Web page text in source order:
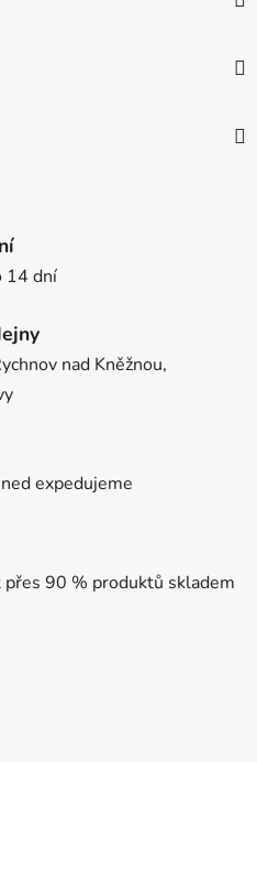
14 dní
nad Kněžnou,
expedujeme
90 % produktů skladem